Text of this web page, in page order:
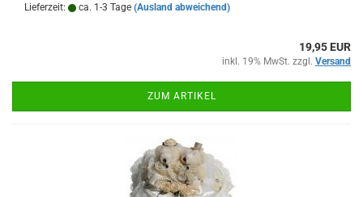
Lieferzeit:
ca. 1-3 Tage (Ausland abweichend)
19,95 EUR
inkl. 19% MwSt. zzgl. Versand
ZUM ARTIKEL